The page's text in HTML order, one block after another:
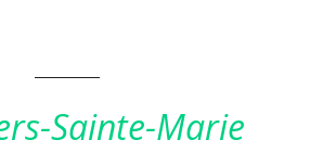
Sainte-Marie